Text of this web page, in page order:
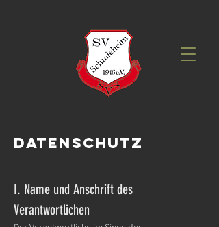
Datenschutz
I. Name und Anschrift des
Verantwortlichen